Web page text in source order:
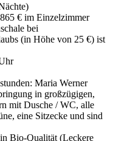
€ im Einzelzimmer
bei
(in Höhe von 25 €) ist
Maria Werner
in großzügigen,
mit Dusche / WC, alle
eine Sitzecke und sind
Bio-Qualität (Leckere